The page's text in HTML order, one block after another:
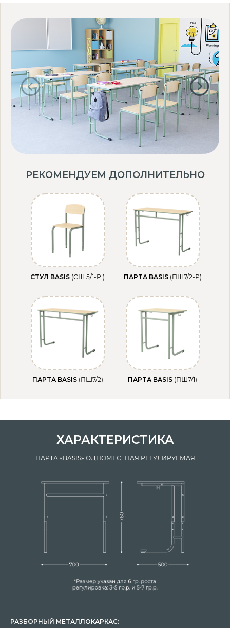
РЕКОМЕНДУЕМ ДОПОЛНИТЕЛЬНО
CТУЛ BASIS (СШ 5/1-Р ) ПАРТА BASIS (ПШ7/2-Р)
ПАРТА BASIS (ПШ7/2) ПАРТА BASIS (ПШ7/1)
ХАРАКТЕРИСТИКА
ПАРТА «BASIS» ОДНОМЕСТНАЯ РЕГУЛИРУЕМАЯ
РАЗБОРНЫЙ МЕТАЛЛОКАРКАС: